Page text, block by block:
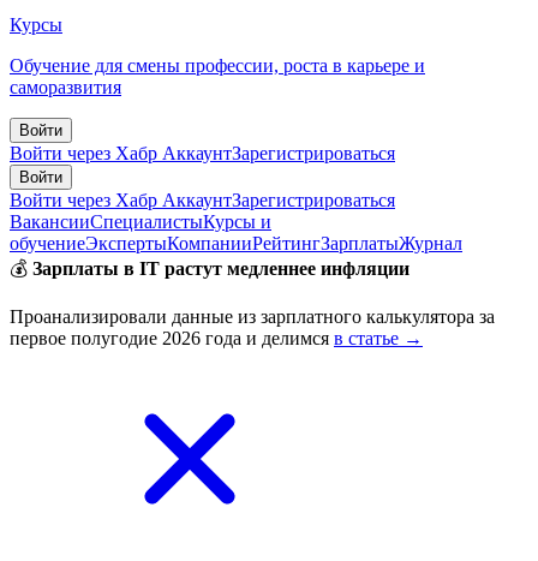
Курсы
Обучение для смены профессии, роста в карьере и
саморазвития
Войти
Войти через Хабр АккаунтЗарегистрироваться
Войти
Войти через Хабр АккаунтЗарегистрироваться
ВакансииСпециалистыКурсы и
обучениеЭкспертыКомпанииРейтингЗарплатыЖурнал
💰 Зарплаты в IT растут медленнее инфляции
Проанализировали данные из зарплатного калькулятора за
первое полугодие 2026 года и делимся в статье →